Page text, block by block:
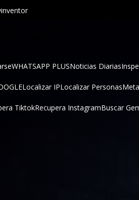
WHATSAPP PLUSNoticias Diarias
Localizar IPLocalizar Personas
TiktokRecupera InstagramBuscar